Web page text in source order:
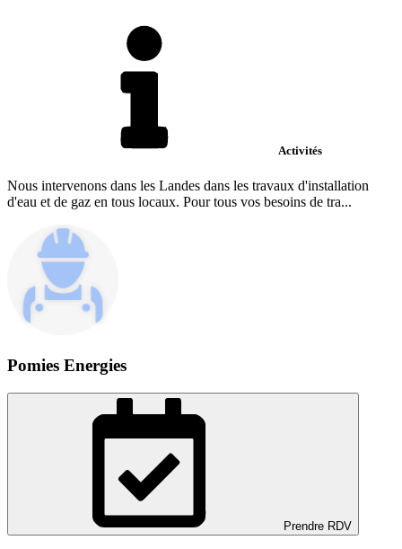
Activités
Nous intervenons dans les Landes dans les travaux d'installation
d'eau et de gaz en tous locaux. Pour tous vos besoins de tra...
Pomies Energies
Prendre RDV